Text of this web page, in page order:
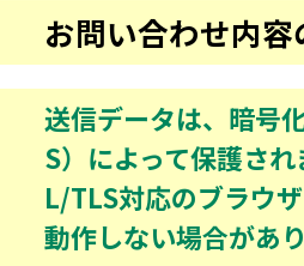
お問い合わせ内容
送信データは、暗号
S）によって保護さ
L/TLS対応のブラウ
動作しない場合があ